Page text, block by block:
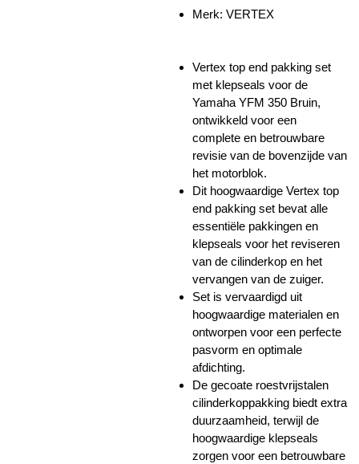
Merk: VERTEX
Vertex top end pakking set
met klepseals voor de
Yamaha YFM 350 Bruin,
ontwikkeld voor een
complete en betrouwbare
revisie van de bovenzijde van
het motorblok.
Dit hoogwaardige Vertex top
end pakking set bevat alle
essentiële pakkingen en
klepseals voor het reviseren
van de cilinderkop en het
vervangen van de zuiger.
Set is vervaardigd uit
hoogwaardige materialen en
ontworpen voor een perfecte
pasvorm en optimale
afdichting.
De gecoate roestvrijstalen
cilinderkoppakking biedt extra
duurzaamheid, terwijl de
hoogwaardige klepseals
zorgen voor een betrouwbare